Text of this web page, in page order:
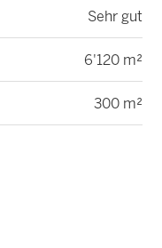
Sehr gut
6'120 m²
300 m²